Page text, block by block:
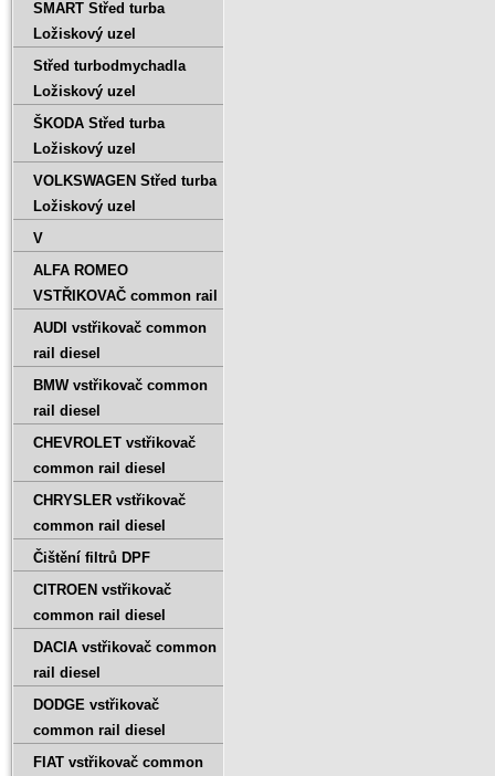
SMART Střed turba
Ložiskový uzel
Střed turbodmychadla
Ložiskový uzel
ŠKODA Střed turba
Ložiskový uzel
VOLKSWAGEN Střed turba
Ložiskový uzel
V
ALFA ROMEO
VSTŘIKOVAČ common rail
AUDI vstřikovač common
rail diesel
BMW vstřikovač common
rail diesel
CHEVROLET vstřikovač
common rail diesel
CHRYSLER vstřikovač
common rail diesel
Čištění filtrů DPF
CITROEN vstřikovač
common rail diesel
DACIA vstřikovač common
rail diesel
DODGE vstřikovač
common rail diesel
FIAT vstřikovač common